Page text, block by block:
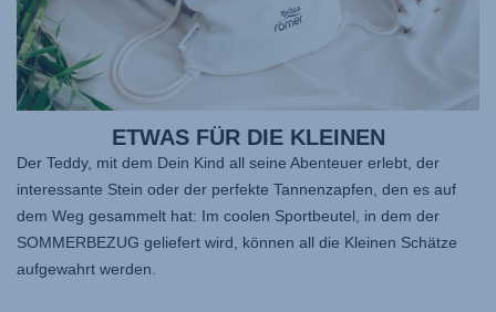
ETWAS FÜR DIE KLEINEN
Der Teddy, mit dem Dein Kind all seine Abenteuer erlebt, der
interessante Stein oder der perfekte Tannenzapfen, den es auf
dem Weg gesammelt hat: Im coolen Sportbeutel, in dem der
SOMMERBEZUG geliefert wird, können all die Kleinen Schätze
aufgewahrt werden.